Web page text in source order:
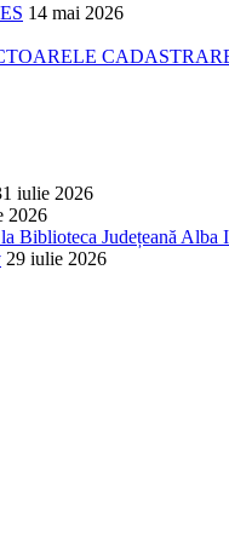
14 mai 2026
iulie 2026
2026
Biblioteca Județeană Alba
29 iulie 2026